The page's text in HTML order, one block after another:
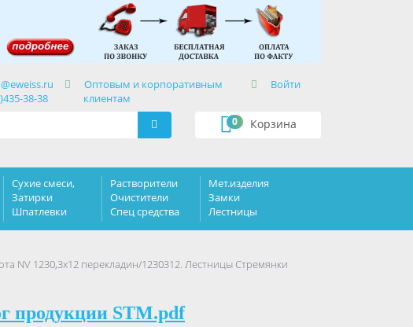
38-38
Оптовым и корпоративным
клиентам
Войти
Корзина
0
Сухие смеси,
Затирки
Шпатлевки
Растворители
Очистители
Спец средства
Мет.изделия
Замки
Лестницы
NV 1230,3х12 перекладин/1230312. Лестницы Стремянки
продукции STM.pdf